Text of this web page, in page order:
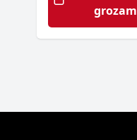
grozam